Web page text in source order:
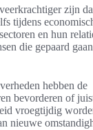
zijn
tijdens
en hun
die gepaard
hebben de
bevorderen of
vroegtijdig
nieuwe